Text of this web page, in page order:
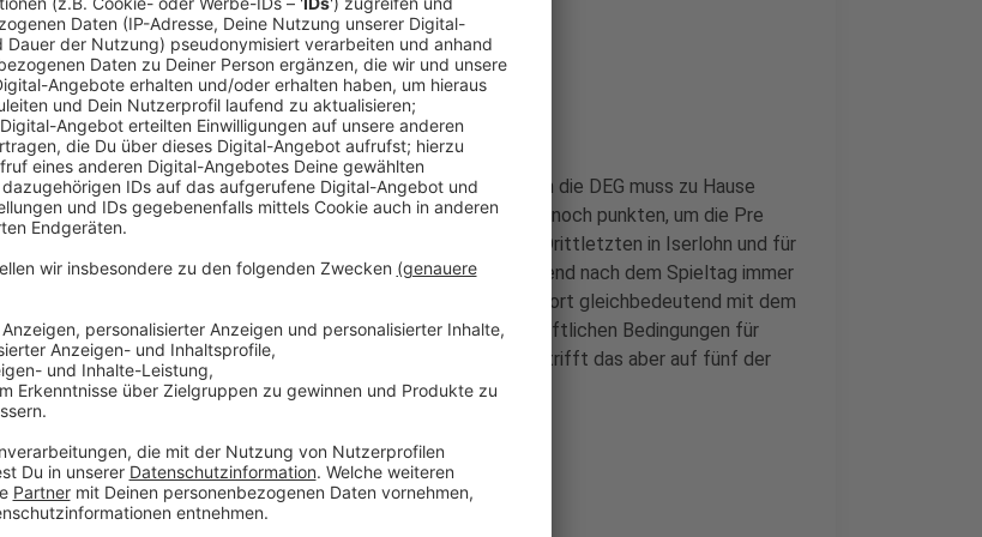
Spannung im Abstiegskampf
Anzeige
Die Chancen für den Klassenerhalt stehen denkbar schlecht, denn die DEG muss zu Hause
gegen Wolfsburg antreten und die Niedersachsen müssen selbst noch punkten, um die Pre
Play-Offs sicher zu erreichen. Gleichzeitig spielt Augsburg beim Drittletzten in Iserlohn und für
die Sauerländer geht es um nichts mehr. Sollte die DEG heute Abend nach dem Spieltag immer
noch auf dem letzten Platz stehen, wäre das aber noch nicht sofort gleichbedeutend mit dem
Abstieg. Nur wenn der Meister der zweiten Liga auch die wirtschaftlichen Bedingungen für
einen Aufstieg erfüllt, würde die DEG absteigen. In dieser Saison trifft das aber auf fünf der
Acht Play-Off Teams in der zweiten Liga zu.
Weitere Infos und Links zum Thema: